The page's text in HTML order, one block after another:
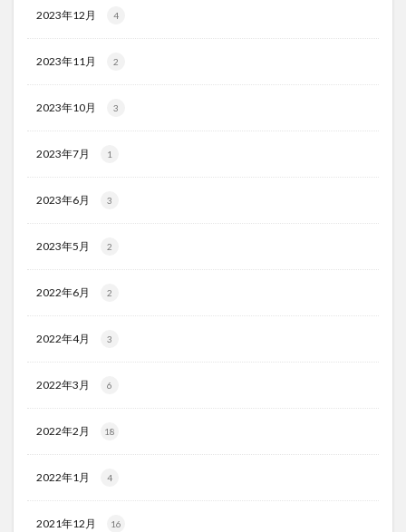
2023年12月 4
2023年11月 2
2023年10月 3
2023年7月 1
2023年6月 3
2023年5月 2
2022年6月 2
2022年4月 3
2022年3月 6
2022年2月 18
2022年1月 4
2021年12月 16